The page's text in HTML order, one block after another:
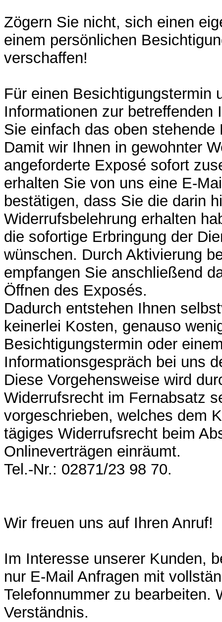
Zögern Sie nicht, sich einen
einem persönlichen
verschaffen!
Für einen Besichtigungstermin
Informationen zur betreffenden
Sie einfach das oben stehende
Damit wir Ihnen in gewohnter
angeforderte Exposé sofort
erhalten Sie von uns eine E-
bestätigen, dass Sie die darin
Widerrufsbelehrung erhalten
die sofortige Erbringung der
wünschen. Durch Aktivierung
empfangen Sie anschließend
Öffnen des Exposés.
Dadurch entstehen Ihnen
keinerlei Kosten, genauso
Besichtigungstermin oder
Informationsgespräch bei uns
Diese Vorgehensweise wird
Widerrufsrecht im Fernabsatz
vorgeschrieben, welches dem
tägiges Widerrufsrecht beim
Onlineverträgen einräumt.
Tel.-Nr.: 02871/23 98 70.
Wir freuen uns auf Ihren Anruf!
Im Interesse unserer Kunden,
nur E-Mail Anfragen mit
Telefonnummer zu bearbeiten.
Verständnis.